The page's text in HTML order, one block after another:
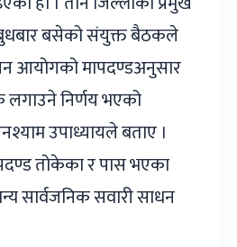
बसेको संयुक्त बैठकले
आयोगको मापदण्डअनुसार
लगाउने निर्णय भएको
उपाध्यायले बताए ।
तोकेका र पास भएका
सार्वजनिक सवारी साधन